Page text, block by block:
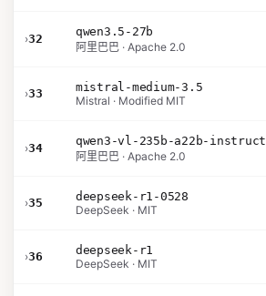
›32
qwen3.5-27b
阿里巴巴 · Apache 2.0
›33
mistral-medium-3.5
Mistral · Modified MIT
›34
qwen3-vl-235b-a22b-instruct
阿里巴巴 · Apache 2.0
›35
deepseek-r1-0528
DeepSeek · MIT
›36
deepseek-r1
DeepSeek · MIT